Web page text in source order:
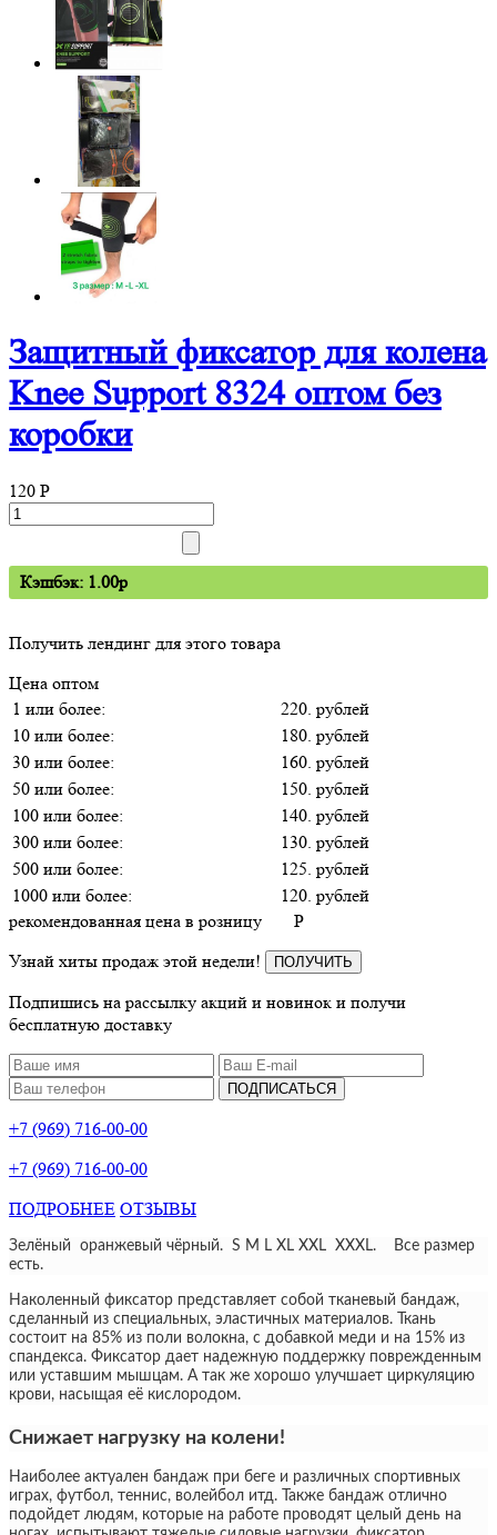
Защитный фиксатор для колена
Knee Support 8324 оптом без
коробки
120 P
Кэшбэк: 1.00p
Получить лендинг для этого товара
Цена оптом
1 или более:
220. рублей
10 или более:
180. рублей
30 или более:
160. рублей
50 или более:
150. рублей
100 или более:
140. рублей
300 или более:
130. рублей
500 или более:
125. рублей
1000 или более:
120. рублей
рекомендованная цена в розницу
P
Узнай хиты продаж этой недели!
ПОЛУЧИТЬ
Подпишись на рассылку акций и новинок и получи
бесплатную доставку
ПОДПИСАТЬСЯ
+7 (969) 716-00-00
+7 (969) 716-00-00
ПОДРОБНЕЕ ОТЗЫВЫ
Зелёный оранжевый чёрный. S M L XL XXL XXXL. Все размер
есть.
Наколенный фиксатор представляет собой тканевый бандаж,
сделанный из специальных, эластичных материалов. Ткань
состоит на 85% из поли волокна, с добавкой меди и на 15% из
спандекса. Фиксатор дает надежную поддержку поврежденным
или уставшим мышцам. А так же хорошо улучшает циркуляцию
крови, насыщая её кислородом.
Снижает нагрузку на колени!
Наиболее актуален бандаж при беге и различных спортивных
играх, футбол, теннис, волейбол итд. Также бандаж отлично
подойдет людям, которые на работе проводят целый день на